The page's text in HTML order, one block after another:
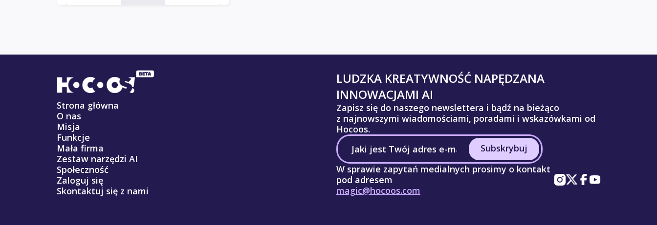
Strona główna
O nas
Misja
Funkcje
Mała firma
Zestaw narzędzi AI
Społeczność
Zaloguj się
Skontaktuj się z nami
LUDZKA KREATYWNOŚĆ NAPĘDZANA
INNOWACJAMI AI
Zapisz się do naszego newslettera i bądź na bieżąco
z najnowszymi wiadomościami, poradami i wskazówkami od
Hocoos.
Subskrybuj
W sprawie zapytań medialnych prosimy o kontakt
pod adresem
magic@hocoos.com